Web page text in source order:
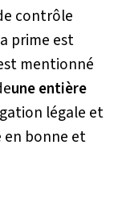
contrôle
prime est
mentionné
une entière
légale et
en bonne et